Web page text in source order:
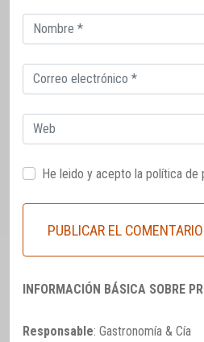
Correo
electrónico
Correo
electrónico
Web
He leido y acepto la política de
INFORMACIÓN BÁSICA SOBRE
Responsable: Gastronomía & Cía